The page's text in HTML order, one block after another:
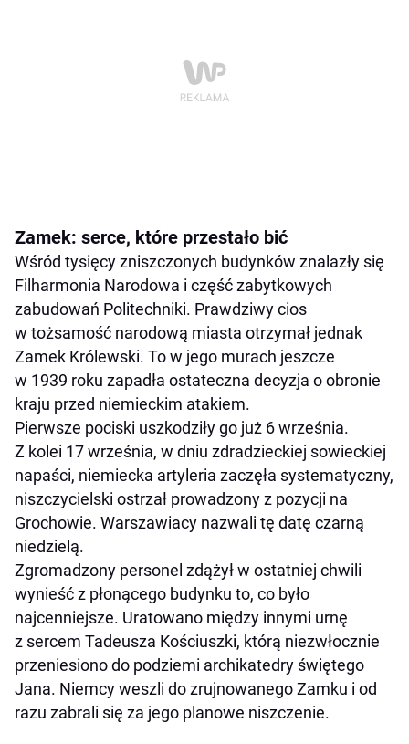
Zamek: serce, które przestało bić
Wśród tysięcy zniszczonych budynków znalazły się
Filharmonia Narodowa i część zabytkowych
zabudowań Politechniki. Prawdziwy cios
w tożsamość narodową miasta otrzymał jednak
Zamek Królewski. To w jego murach jeszcze
w 1939 roku zapadła ostateczna decyzja o obronie
kraju przed niemieckim atakiem.
Pierwsze pociski uszkodziły go już 6 września.
Z kolei 17 września, w dniu zdradzieckiej sowieckiej
napaści, niemiecka artyleria zaczęła systematyczny,
niszczycielski ostrzał prowadzony z pozycji na
Grochowie. Warszawiacy nazwali tę datę czarną
niedzielą.
Zgromadzony personel zdążył w ostatniej chwili
wynieść z płonącego budynku to, co było
najcenniejsze. Uratowano między innymi urnę
z sercem Tadeusza Kościuszki, którą niezwłocznie
przeniesiono do podziemi archikatedry świętego
Jana. Niemcy weszli do zrujnowanego Zamku i od
razu zabrali się za jego planowe niszczenie.